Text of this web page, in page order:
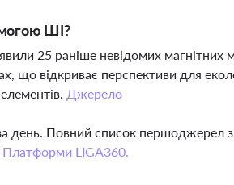
ШІ?
25 раніше невідомих магнітних
що відкриває перспективи для
Джерело
день. Повний список першоджерел
Платформи LIGA360.